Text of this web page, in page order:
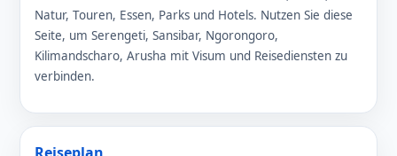
Natur, Touren, Essen, Parks und Hotels. Nutzen Sie diese
Seite, um Serengeti, Sansibar, Ngorongoro,
Kilimandscharo, Arusha mit Visum und Reisediensten zu
verbinden.